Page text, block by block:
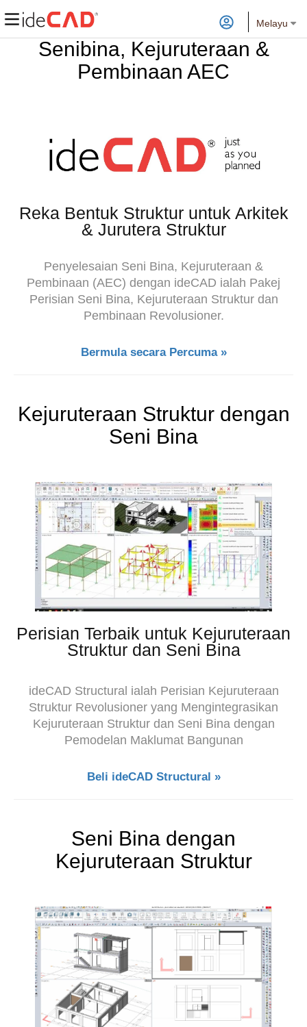
Melayu
Senibina, Kejuruteraan &
Pembinaan AEC
Reka Bentuk Struktur untuk Arkitek
& Jurutera Struktur
Penyelesaian Seni Bina, Kejuruteraan &
Pembinaan (AEC) dengan ideCAD ialah Pakej
Perisian Seni Bina, Kejuruteraan Struktur dan
Pembinaan Revolusioner.
Bermula secara Percuma »
Kejuruteraan Struktur dengan
Seni Bina
Perisian Terbaik untuk Kejuruteraan
Struktur dan Seni Bina
ideCAD Structural ialah Perisian Kejuruteraan
Struktur Revolusioner yang Mengintegrasikan
Kejuruteraan Struktur dan Seni Bina dengan
Pemodelan Maklumat Bangunan
Beli ideCAD Structural »
Seni Bina dengan
Kejuruteraan Struktur